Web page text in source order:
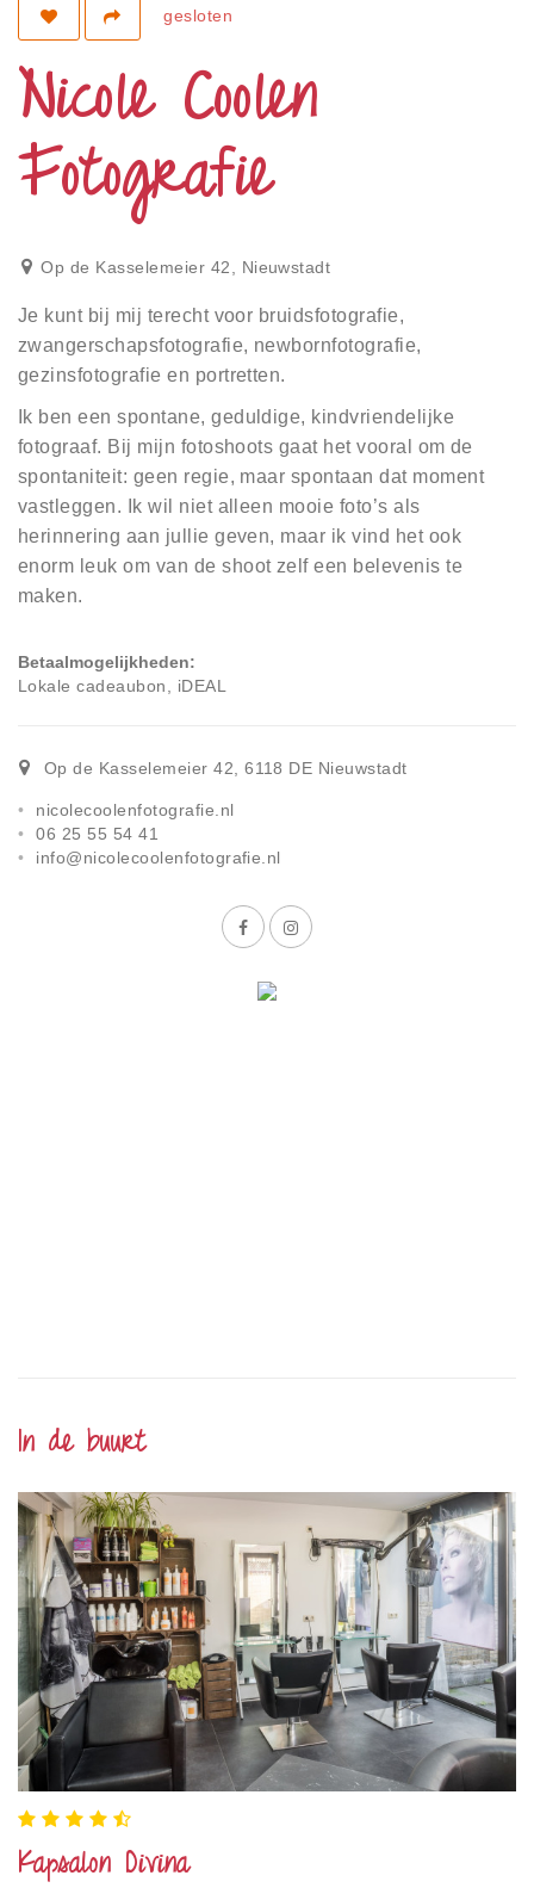
Privacy
Disclaimer
Inloggen
gesloten
Nicole Coolen
Fotografie
Op de Kasselemeier 42, Nieuwstadt
Je kunt bij mij terecht voor bruidsfotografie,
zwangerschapsfotografie, newbornfotografie,
gezinsfotografie en portretten.
Ik ben een spontane, geduldige, kindvriendelijke
fotograaf. Bij mijn fotoshoots gaat het vooral om de
spontaniteit: geen regie, maar spontaan dat moment
vastleggen. Ik wil niet alleen mooie foto’s als
herinnering aan jullie geven, maar ik vind het ook
enorm leuk om van de shoot zelf een belevenis te
maken.
Betaalmogelijkheden
Lokale cadeaubon, iDEAL
Op de Kasselemeier 42,6118 DE Nieuwstadt
nicolecoolenfotografie.nl
06 25 55 54 41
info@nicolecoolenfotografie.nl
In de buurt
Kapsalon Divina